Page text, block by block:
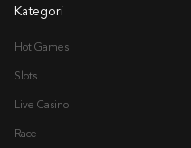
Kategori
Hot Games
Slots
Live Casino
Race